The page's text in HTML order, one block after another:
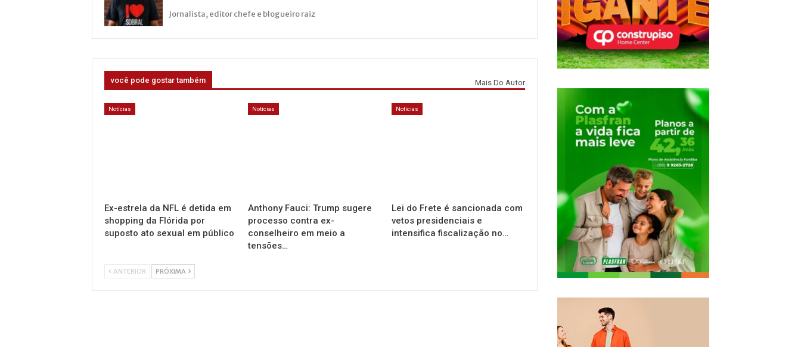
Jornalista, editor chefe e blogueiro raiz
você pode gostar também Mais Do Autor
Notícias
Ex-estrela da NFL é detida em
shopping da Flórida por
suposto ato sexual em público
Notícias
Anthony Fauci: Trump sugere
processo contra ex-
conselheiro em meio a
tensões…
Notícias
Lei do Frete é sancionada com
vetos presidenciais e
intensifica fiscalização no…
ANTERIOR PRÓXIMA